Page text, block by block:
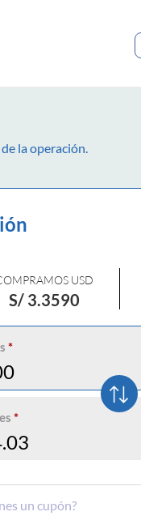
la operación.
USD
S/ 3.3590
*
*